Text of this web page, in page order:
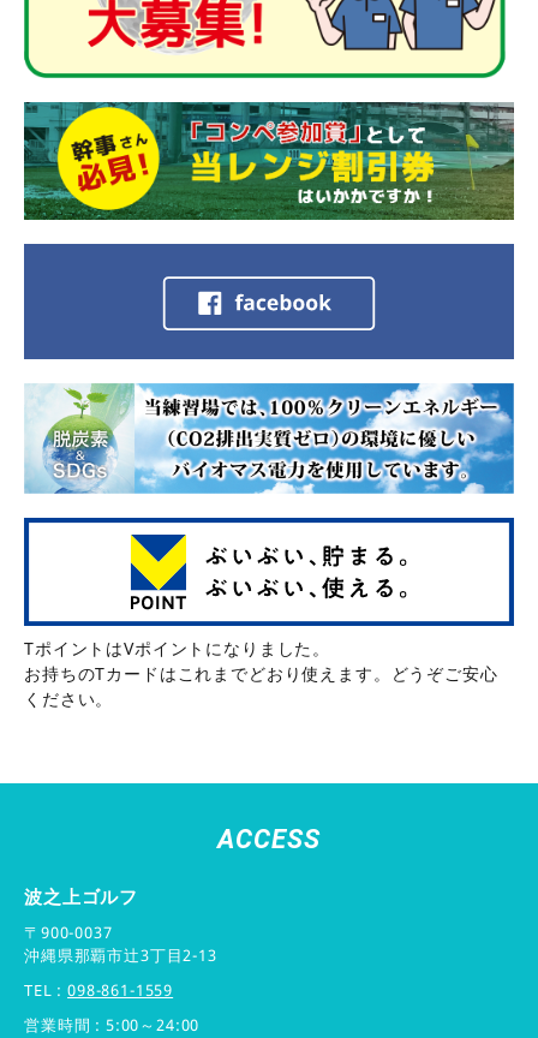
TポイントはVポイントになりました。
お持ちのTカードはこれまでどおり使えます。どうぞご安心
ください。
ACCESS
波之上ゴルフ
〒900-0037
沖縄県那覇市辻3丁目2-13
TEL :098-861-1559
営業時間 : 5:00～24:00